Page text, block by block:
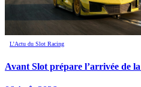
L’Actu du Slot Racing
Avant Slot prépare l’arrivée de